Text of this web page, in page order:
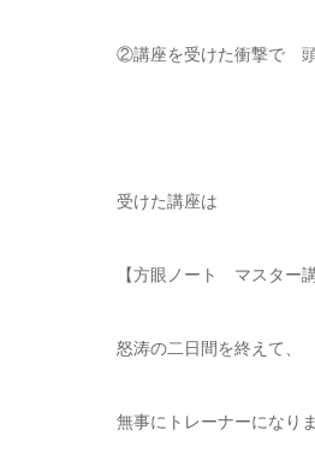
②講座を受けた衝撃で 頭
受けた講座は
【方眼ノート マスター講
怒涛の二日間を終えて、
無事にトレーナーになり